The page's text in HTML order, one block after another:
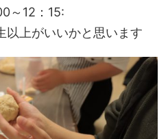
～12：15:
以上がいいかと思います